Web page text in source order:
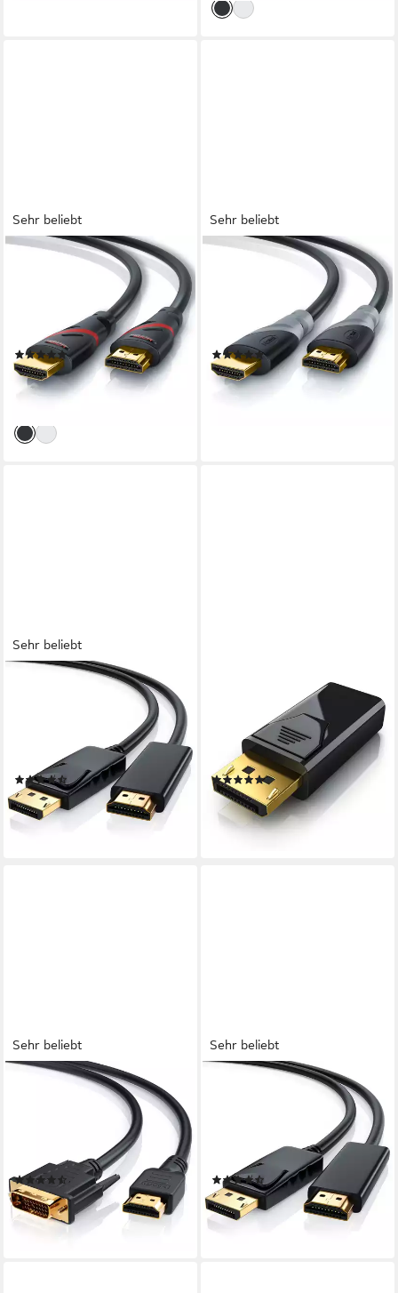
Sehr beliebt
HDMI-Kabel, 2.0b, HDMI Typ
A (25 cm), 4K Ultra HD, UHD,
Full HD, 3D, ARC, High Speed
mit Ethernet - 0,25m
(367)
ab 6,90 € UVP14,99 €
-54%
Sehr beliebt
HDMI-Kabel, 2.0b, HDMI Typ
A (50 cm), 3fach geschirmt,
Ultra HD, Full HD, 3D, High
Speed mit Ethernet - 0,5m
(950)
ab 6,95 € UVP12,99 €
-46%
Sehr beliebt
Audio- & Video-Kabel,
DisplayPort, HDMI, (200 cm),
DP Monitor Kabel mit
Audioübertragung - 2m
(66)
ab 12,95 € UVP 20,99 €
-38%
Audio- & Video-Kabel,
DisplayPort, HDMI Typ A, DP
auf HDMI Adapter mit
Audioübertragung, Full HD
1080p
(17)
8,95 € UVP15,99 €
-44%
Sehr beliebt
Video-Kabel, DVI-D (DL),
HDMI Typ A, (300 cm), Full
HD Dual Link HDTV Adapter /
Konverter Kabel - 3m
(85)
9,95 € UVP19,99 €
-50%
Sehr beliebt
Audio- & Video-Kabel,
DisplayPort, HDMI, (200 cm),
DP Monitor Kabel mit
Audioübertragung - 2m
(66)
ab 12,95 € UVP 20,99 €
-38%